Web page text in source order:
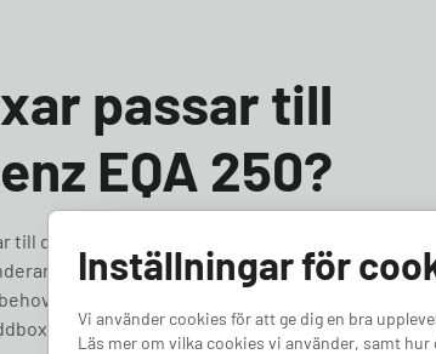
passar till
EQA 250?
till din Mercedes-Benz EQA 250? Vi hjälper dig
vi att du väljer en laddbox med minst 11 kW
eller framtidssäkra för en kraftfullare bil, har
för Mercedes-Benz EQA 250.
Inställningar för
Vi använder cookies för att ge dig en bra
Läs mer om vilka cookies vi använder, samt